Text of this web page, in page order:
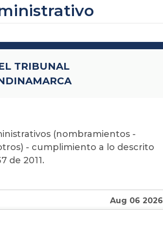
TRIBUNAL
(nombramientos -
- cumplimiento a lo descrito
de 2011.
Aug 06 2026